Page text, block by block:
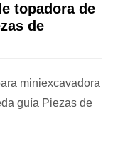
topadora de
de
miniexcavadora
guía Piezas de